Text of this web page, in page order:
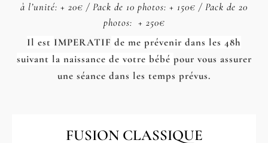
à l’unité: + 20€ / Pack de 10 photos: + 150€ / Pack de 20
photos: + 250€
Il est IMPERATIF de me prévenir dans les 48h
suivant la naissance de votre bébé pour vous assurer
une séance dans les temps prévus.
FUSION CLASSIQUE